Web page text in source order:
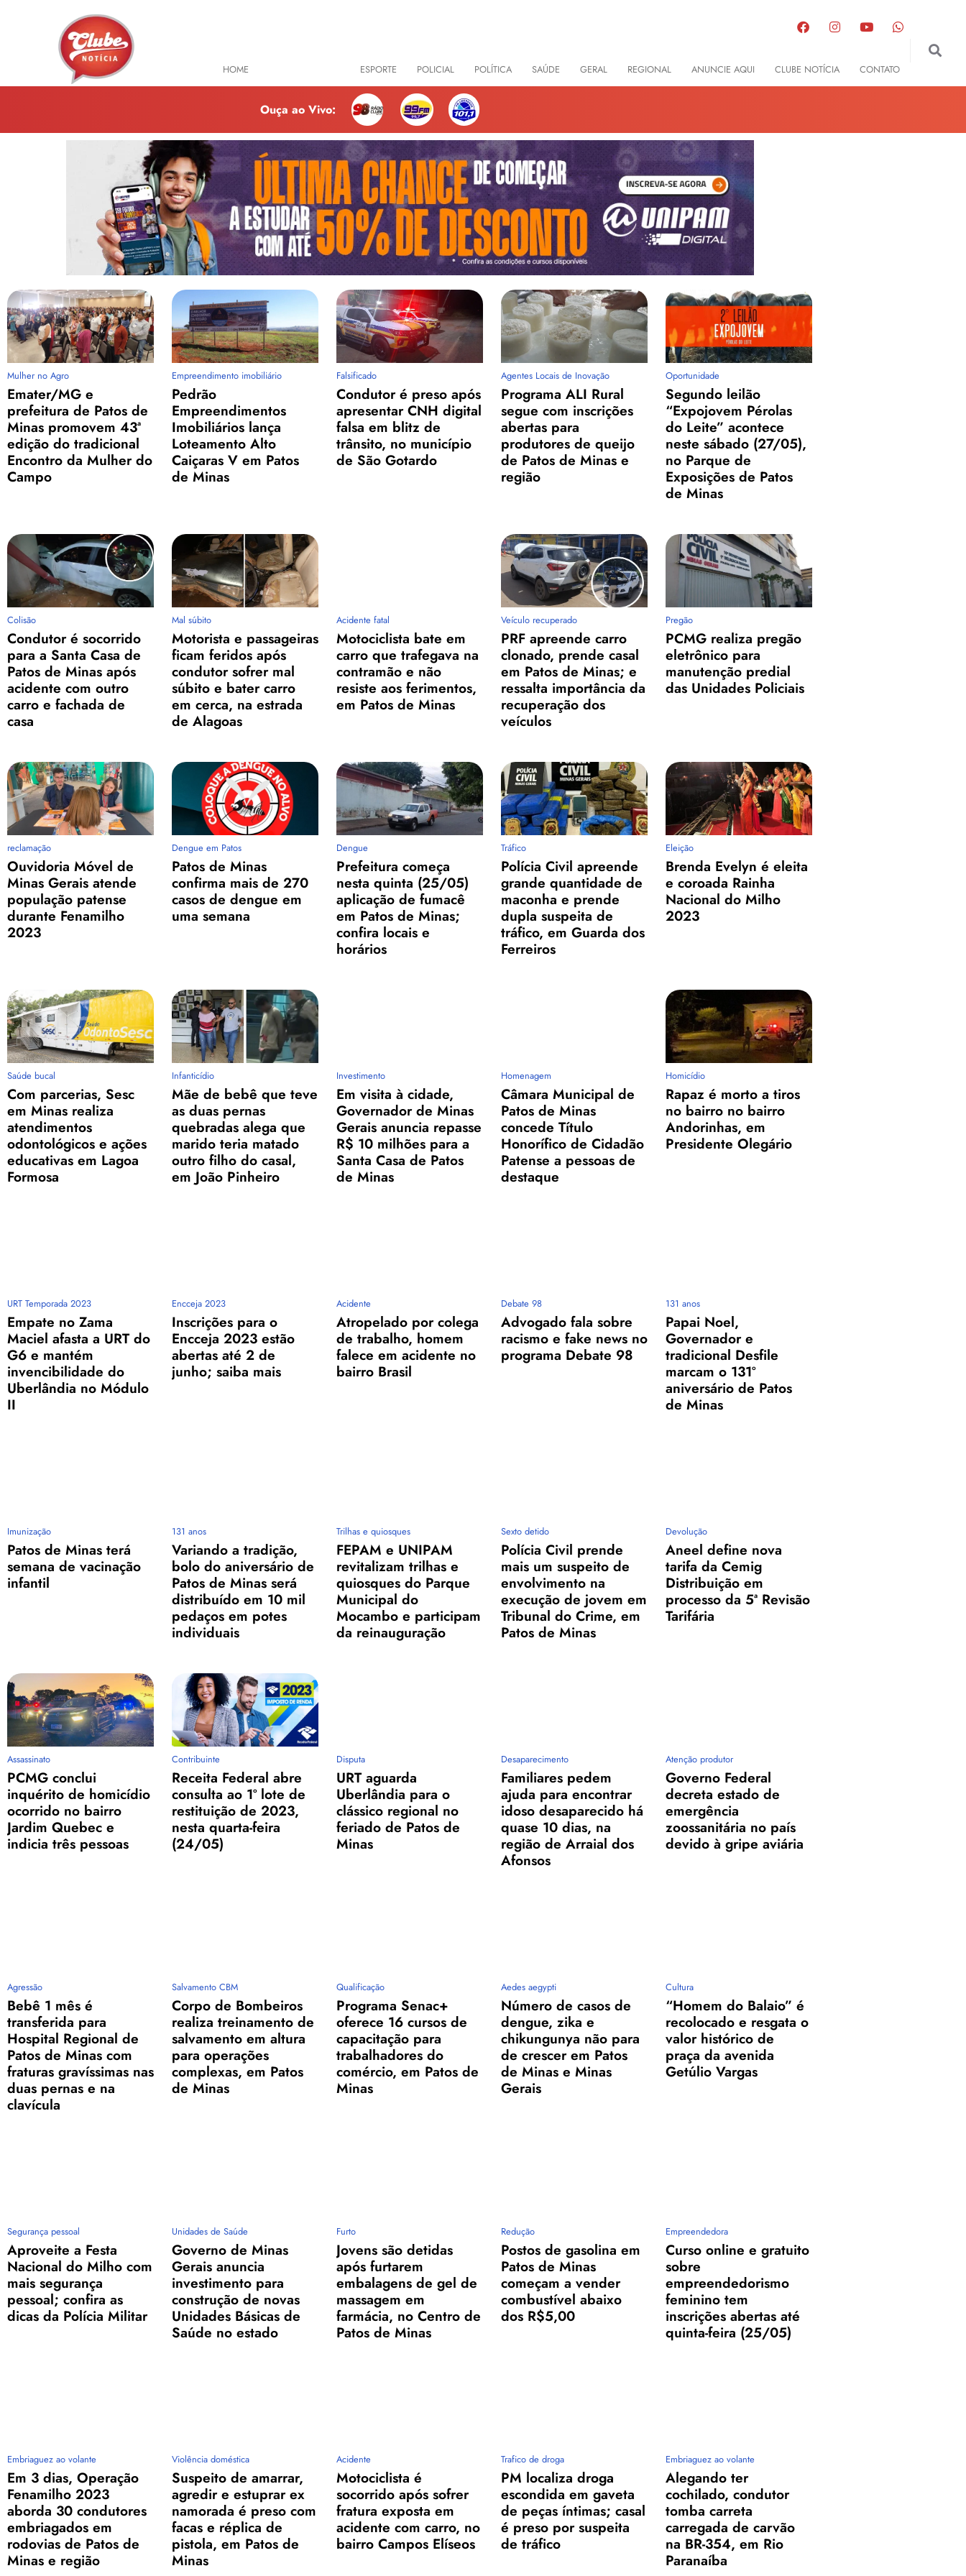
HOME ESPORTE POLICIAL POLÍTICA SAÚDE GERAL REGIONAL ANUNCIE AQUI CLUBE NOTÍCIA CONTATO
Ouça ao Vivo:
Mulher no Agro
Emater/MG e
prefeitura de Patos de
Minas promovem 43ª
edição do tradicional
Encontro da Mulher do
Campo
Empreendimento imobiliário
Pedrão
Empreendimentos
Imobiliários lança
Loteamento Alto
Caiçaras V em Patos
de Minas
Falsificado
Condutor é preso após
apresentar CNH digital
falsa em blitz de
trânsito, no município
de São Gotardo
Agentes Locais de Inovação
Programa ALI Rural
segue com inscrições
abertas para
produtores de queijo
de Patos de Minas e
região
Oportunidade
Segundo leilão
“Expojovem Pérolas
do Leite” acontece
neste sábado (27/05),
no Parque de
Exposições de Patos
de Minas
Colisão
Condutor é socorrido
para a Santa Casa de
Patos de Minas após
acidente com outro
carro e fachada de
casa
Mal súbito
Motorista e passageiras
ficam feridos após
condutor sofrer mal
súbito e bater carro
em cerca, na estrada
de Alagoas
Acidente fatal
Motociclista bate em
carro que trafegava na
contramão e não
resiste aos ferimentos,
em Patos de Minas
Veículo recuperado
PRF apreende carro
clonado, prende casal
em Patos de Minas; e
ressalta importância da
recuperação dos
veículos
Pregão
PCMG realiza pregão
eletrônico para
manutenção predial
das Unidades Policiais
reclamação
Ouvidoria Móvel de
Minas Gerais atende
população patense
durante Fenamilho
2023
Dengue em Patos
Patos de Minas
confirma mais de 270
casos de dengue em
uma semana
Dengue
Prefeitura começa
nesta quinta (25/05)
aplicação de fumacê
em Patos de Minas;
confira locais e
horários
Tráfico
Polícia Civil apreende
grande quantidade de
maconha e prende
dupla suspeita de
tráfico, em Guarda dos
Ferreiros
Eleição
Brenda Evelyn é eleita
e coroada Rainha
Nacional do Milho
2023
Saúde bucal
Com parcerias, Sesc
em Minas realiza
atendimentos
odontológicos e ações
educativas em Lagoa
Formosa
Infanticídio
Mãe de bebê que teve
as duas pernas
quebradas alega que
marido teria matado
outro filho do casal,
em João Pinheiro
Investimento
Em visita à cidade,
Governador de Minas
Gerais anuncia repasse
R$ 10 milhões para a
Santa Casa de Patos
de Minas
Homenagem
Câmara Municipal de
Patos de Minas
concede Título
Honorífico de Cidadão
Patense a pessoas de
destaque
Homicídio
Rapaz é morto a tiros
no bairro no bairro
Andorinhas, em
Presidente Olegário
URT Temporada 2023
Empate no Zama
Maciel afasta a URT do
G6 e mantém
invencibilidade do
Uberlândia no Módulo
II
Encceja 2023
Inscrições para o
Encceja 2023 estão
abertas até 2 de
junho; saiba mais
Acidente
Atropelado por colega
de trabalho, homem
falece em acidente no
bairro Brasil
Debate 98
Advogado fala sobre
racismo e fake news no
programa Debate 98
131 anos
Papai Noel,
Governador e
tradicional Desfile
marcam o 131º
aniversário de Patos
de Minas
Imunização
Patos de Minas terá
semana de vacinação
infantil
131 anos
Variando a tradição,
bolo do aniversário de
Patos de Minas será
distribuído em 10 mil
pedaços em potes
individuais
Trilhas e quiosques
FEPAM e UNIPAM
revitalizam trilhas e
quiosques do Parque
Municipal do
Mocambo e participam
da reinauguração
Sexto detido
Polícia Civil prende
mais um suspeito de
envolvimento na
execução de jovem em
Tribunal do Crime, em
Patos de Minas
Devolução
Aneel define nova
tarifa da Cemig
Distribuição em
processo da 5ª Revisão
Tarifária
Assassinato
PCMG conclui
inquérito de homicídio
ocorrido no bairro
Jardim Quebec e
indicia três pessoas
Contribuinte
Receita Federal abre
consulta ao 1º lote de
restituição de 2023,
nesta quarta-feira
(24/05)
Disputa
URT aguarda
Uberlândia para o
clássico regional no
feriado de Patos de
Minas
Desaparecimento
Familiares pedem
ajuda para encontrar
idoso desaparecido há
quase 10 dias, na
região de Arraial dos
Afonsos
Atenção produtor
Governo Federal
decreta estado de
emergência
zoossanitária no país
devido à gripe aviária
Agressão
Bebê 1 mês é
transferida para
Hospital Regional de
Patos de Minas com
fraturas gravíssimas nas
duas pernas e na
clavícula
Salvamento CBM
Corpo de Bombeiros
realiza treinamento de
salvamento em altura
para operações
complexas, em Patos
de Minas
Qualificação
Programa Senac+
oferece 16 cursos de
capacitação para
trabalhadores do
comércio, em Patos de
Minas
Aedes aegypti
Número de casos de
dengue, zika e
chikungunya não para
de crescer em Patos
de Minas e Minas
Gerais
Cultura
“Homem do Balaio” é
recolocado e resgata o
valor histórico de
praça da avenida
Getúlio Vargas
Segurança pessoal
Aproveite a Festa
Nacional do Milho com
mais segurança
pessoal; confira as
dicas da Polícia Militar
Unidades de Saúde
Governo de Minas
Gerais anuncia
investimento para
construção de novas
Unidades Básicas de
Saúde no estado
Furto
Jovens são detidas
após furtarem
embalagens de gel de
massagem em
farmácia, no Centro de
Patos de Minas
Redução
Postos de gasolina em
Patos de Minas
começam a vender
combustível abaixo
dos R$5,00
Empreendedora
Curso online e gratuito
sobre
empreendedorismo
feminino tem
inscrições abertas até
quinta-feira (25/05)
Embriaguez ao volante
Em 3 dias, Operação
Fenamilho 2023
aborda 30 condutores
embriagados em
rodovias de Patos de
Minas e região
Violência doméstica
Suspeito de amarrar,
agredir e estuprar ex
namorada é preso com
facas e réplica de
pistola, em Patos de
Minas
Acidente
Motociclista é
socorrido após sofrer
fratura exposta em
acidente com carro, no
bairro Campos Elíseos
Trafico de droga
PM localiza droga
escondida em gaveta
de peças íntimas; casal
é preso por suspeita
de tráfico
Embriaguez ao volante
Alegando ter
cochilado, condutor
tomba carreta
carregada de carvão
na BR-354, em Rio
Paranaíba